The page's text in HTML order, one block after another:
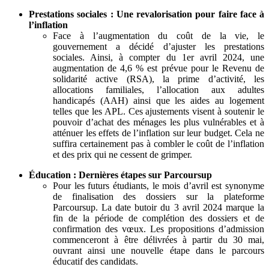
Prestations sociales : Une revalorisation pour faire face à
l’inflation
Face à l’augmentation du coût de la vie, le
gouvernement a décidé d’ajuster les prestations
sociales. Ainsi, à compter du 1er avril 2024, une
augmentation de 4,6 % est prévue pour le Revenu de
solidarité active (RSA), la prime d’activité, les
allocations familiales, l’allocation aux adultes
handicapés (AAH) ainsi que les aides au logement
telles que les APL. Ces ajustements visent à soutenir le
pouvoir d’achat des ménages les plus vulnérables et à
atténuer les effets de l’inflation sur leur budget. Cela ne
suffira certainement pas à combler le coût de l’inflation
et des prix qui ne cessent de grimper.
Éducation : Dernières étapes sur Parcoursup
Pour les futurs étudiants, le mois d’avril est synonyme
de finalisation des dossiers sur la plateforme
Parcoursup. La date butoir du 3 avril 2024 marque la
fin de la période de complétion des dossiers et de
confirmation des vœux. Les propositions d’admission
commenceront à être délivrées à partir du 30 mai,
ouvrant ainsi une nouvelle étape dans le parcours
éducatif des candidats.